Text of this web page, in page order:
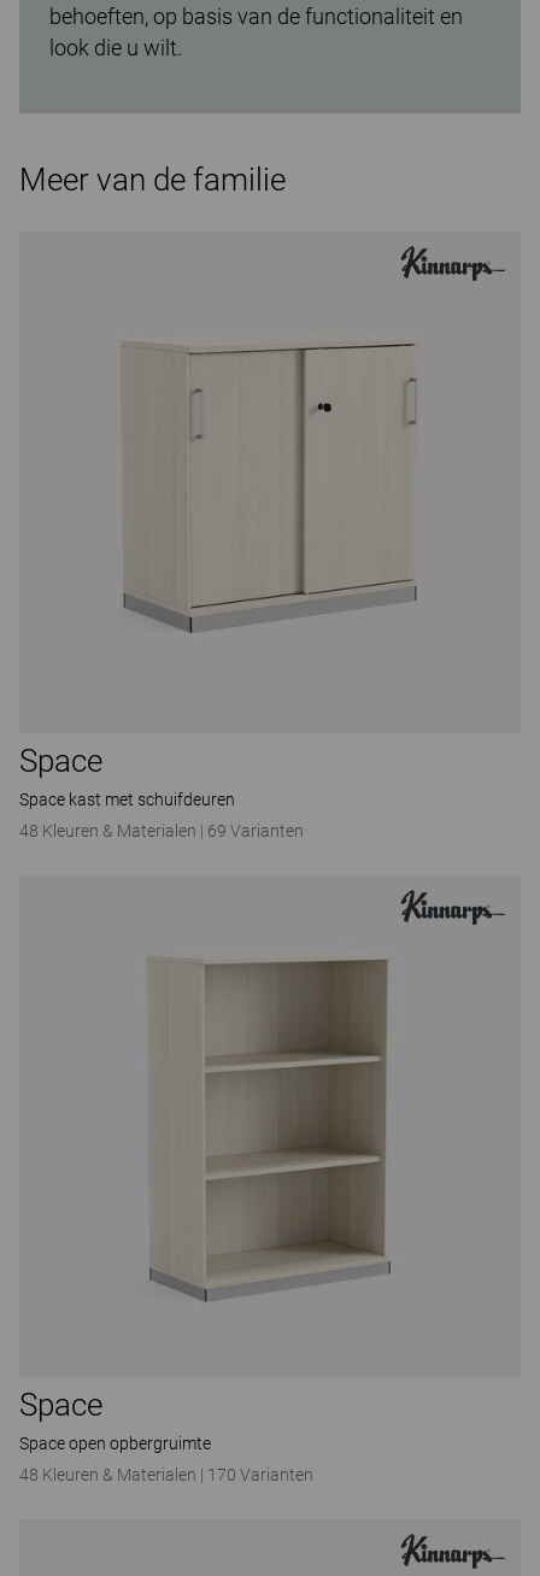
behoeften, op basis van de functionaliteit en
look die u wilt.
Meer van de familie
Space
Space kast met schuifdeuren
48 Kleuren & Materialen | 69 Varianten
Space
Space open opbergruimte
48 Kleuren & Materialen | 170 Varianten